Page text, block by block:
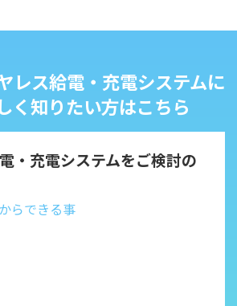
レス給電・充電システムに
く知りたい方はこちら
・充電システムをご検討の
らできる事